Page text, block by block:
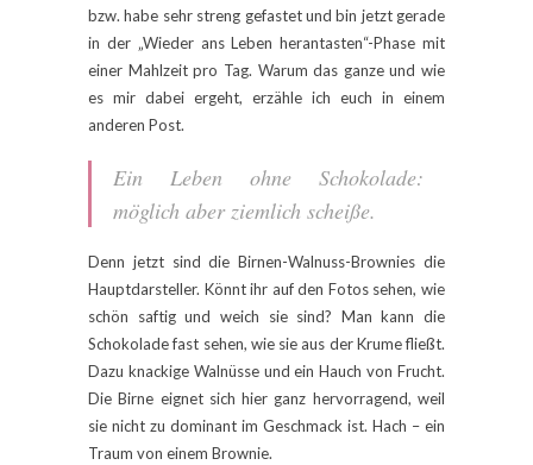
bzw. habe sehr streng gefastet und bin jetzt gerade
in der „Wieder ans Leben herantasten“-Phase mit
einer Mahlzeit pro Tag. Warum das ganze und wie
es mir dabei ergeht, erzähle ich euch in einem
anderen Post.
Ein Leben ohne Schokolade:
möglich aber ziemlich scheiße.
Denn jetzt sind die Birnen-Walnuss-Brownies die
Hauptdarsteller. Könnt ihr auf den Fotos sehen, wie
schön saftig und weich sie sind? Man kann die
Schokolade fast sehen, wie sie aus der Krume fließt.
Dazu knackige Walnüsse und ein Hauch von Frucht.
Die Birne eignet sich hier ganz hervorragend, weil
sie nicht zu dominant im Geschmack ist. Hach – ein
Traum von einem Brownie.